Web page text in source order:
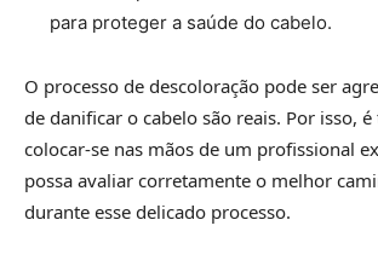
para proteger a saúde do cabelo.
O processo de descoloração pode ser
de danificar o cabelo são reais. Por isso,
colocar-se nas mãos de um profissional
possa avaliar corretamente o melhor
durante esse delicado processo.